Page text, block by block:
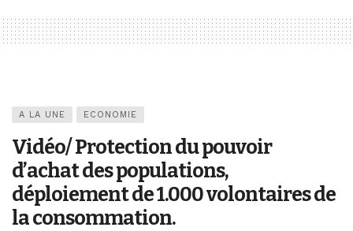
A LA UNE ECONOMIE
Vidéo/ Protection du pouvoir
d’achat des populations,
déploiement de 1.000 volontaires de
la consommation.